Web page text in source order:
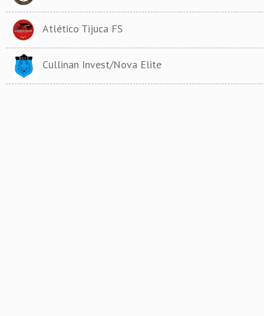
Atlético Tijuca FS
Cullinan Invest/Nova Elite